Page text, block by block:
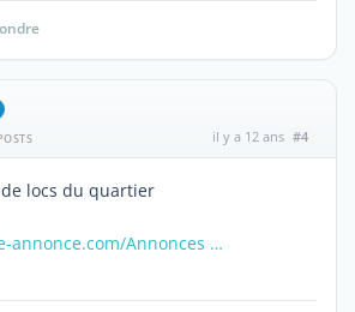
il y a 12 ans #4
locs du quartier
annonce.com/Annonces …